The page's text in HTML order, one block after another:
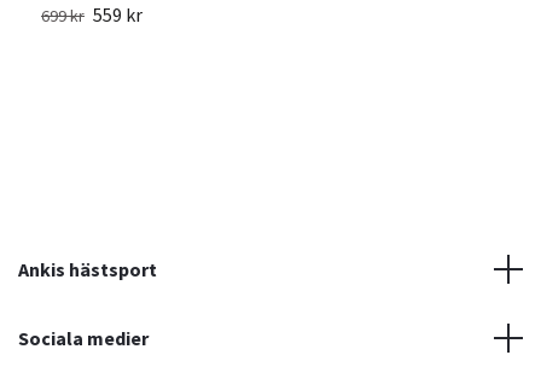
699 kr 559 kr
Ankis hästsport
Sociala medier